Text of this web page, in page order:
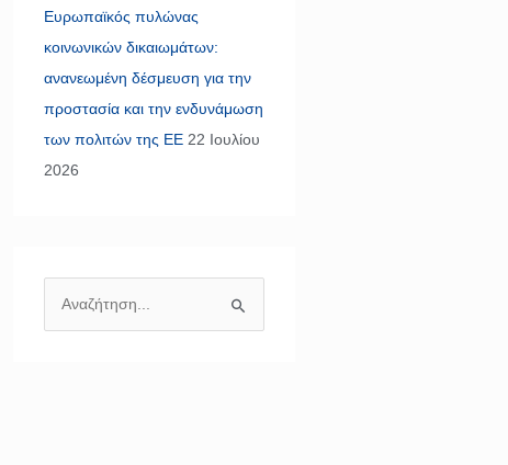
Ευρωπαϊκός πυλώνας
κοινωνικών δικαιωμάτων:
ανανεωμένη δέσμευση για την
προστασία και την ενδυνάμωση
των πολιτών της ΕΕ 22 Ιουλίου
2026